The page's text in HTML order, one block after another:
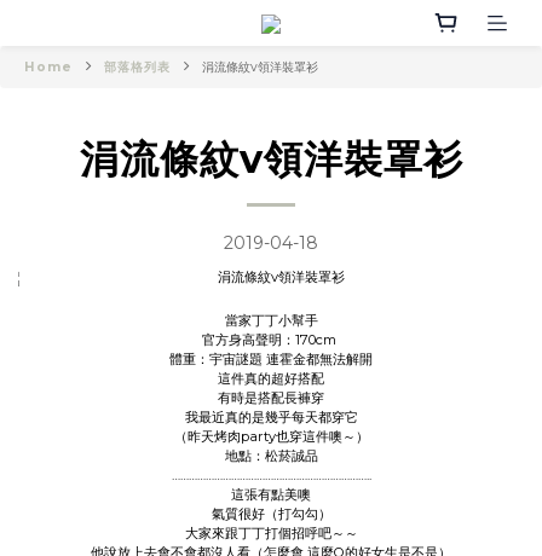
Home 部落格列表 涓流條紋v領洋裝罩衫
涓流條紋v領洋裝罩衫
2019-04-18
當家丁丁小幫手
官方身高聲明：170cm
體重：宇宙謎題 連霍金都無法解開
這件真的超好搭配
有時是搭配長褲穿
我最近真的是幾乎每天都穿它
（昨天烤肉party也穿這件噢～）
地點：松菸誠品
……………………………………………………………..
這張有點美噢
氣質很好（打勾勾）
大家來跟丁丁打個招呼吧～～